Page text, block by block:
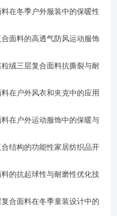
在冬季户外服装中的保暖性
面料的高透气防风运动服饰
绒三层复合面料抗撕裂与耐
在户外风衣和夹克中的应用
在户外运动服饰中的保暖与
结构的功能性家居纺织品开
的抗起球性与耐磨性优化技
合面料在冬季童装设计中的